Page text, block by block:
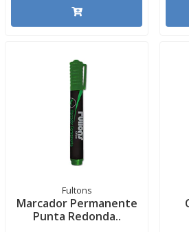
Fultons
Marcador Permanente
Punta Redonda..